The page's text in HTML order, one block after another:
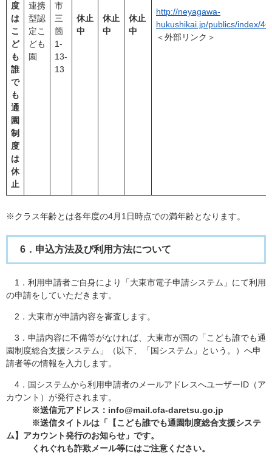
度
は
こ
ど
も
誰
で
も
通
園
制
度
は
休
止
連携
型認
定こ
ども
園
市
三
箇
1-
13-
13
休止
中
休止
中
休止
中
http://neyagawa-
hukushikai.jp/publics/index/46/
＜外部リンク＞
※クラス年齢とは各年度の4月1日時点での満年齢となります。
6．申込方法及び利用方法について
1．利用申請者ご自身により「大東市電子申請システム」にて利用
の申請をしていただきます。
2．大東市が申請内容を審査します。
3．申請内容に不備等がなければ、大東市が国の「こども誰でも通
園制度総合支援システム」（以下、「国システム」という。）へ申
請者等の情報を入力します。
4．国システムから利用申請者のメールアドレスへユーザーID（ア
カウント）が発行されます。
※送信元アドレス：info@mail.cfa-daretsu.go.jp​
​ ※送信タイトルは「【こども誰でも通園制度総合支援システ
ム】アカウント発行のお知らせ」です。
くれぐれも詐欺メール等にはご注意ください。